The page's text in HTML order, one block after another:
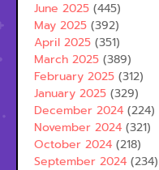
June 2025 (445)
May 2025 (392)
April 2025 (351)
March 2025 (389)
February 2025 (312)
January 2025 (329)
December 2024 (224)
November 2024 (321)
October 2024 (218)
September 2024 (234)